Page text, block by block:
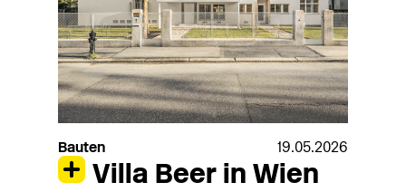
Bauten 19.05.2026
Villa Beer in Wien